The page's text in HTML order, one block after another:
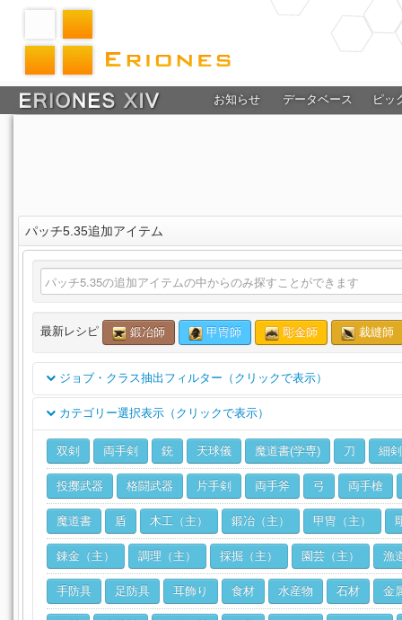
お知らせ データベース ピッ
パッチ5.35追加アイテム
最新レシピ 鍛冶師 甲冑師 彫金師 裁縫師
ジョブ・クラス抽出フィルター（クリックで表示）
クラス
ジョブ
カテゴリー選択表示（クリックで表示）
双剣 両手剣 銃 天球儀 魔道書(学専) 刀 細剣
投擲武器 格闘武器 片手剣 両手斧 弓 両手槍
魔道書 盾 木工（主） 鍛冶（主） 甲冑（主）
錬金（主） 調理（主） 採掘（主） 園芸（主） 漁
手防具 足防具 耳飾り 食材 水産物 石材 金